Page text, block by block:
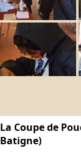
La Coupe de
Batigne)